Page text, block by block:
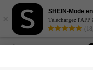
×
SHEIN-Mode
Téléchargez l'APP